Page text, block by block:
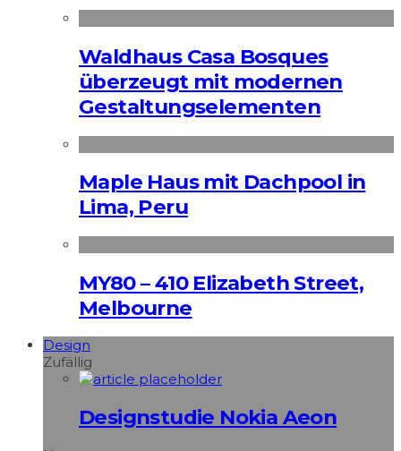
Waldhaus Casa Bosques
überzeugt mit modernen
Gestaltungselementen
Maple Haus mit Dachpool in
Lima, Peru
MY80 – 410 Elizabeth Street,
Melbourne
Design
Zufällig
Designstudie Nokia Aeon